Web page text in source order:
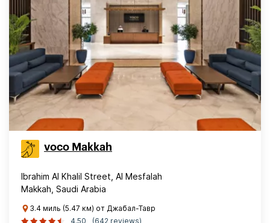
voco Makkah
Ibrahim Al Khalil Street, Al Mesfalah
Makkah, Saudi Arabia
3.4 миль (5.47 км) от Джабал-Тавр
4.50
(642 reviews)